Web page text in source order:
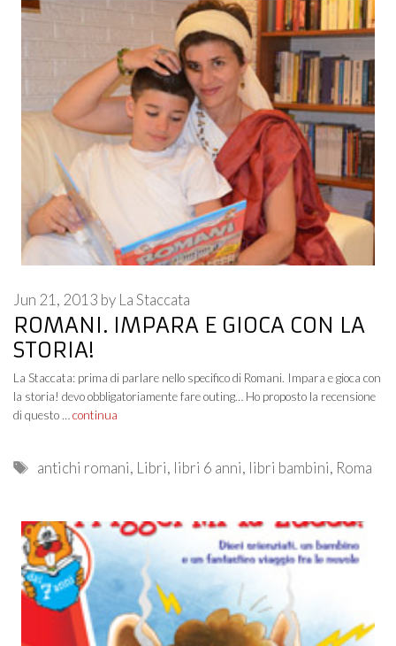
ROMANI. IMPARA E GIOCA CON LA
STORIA!
Jun 21, 2013 by La Staccata
La Staccata: prima di parlare nello specifico di Romani. Impara e gioca con
la storia! devo obbligatoriamente fare outing… Ho proposto la recensione
di questo …continua
Tags
antichi romani, Libri, libri 6 anni, libri bambini, Roma